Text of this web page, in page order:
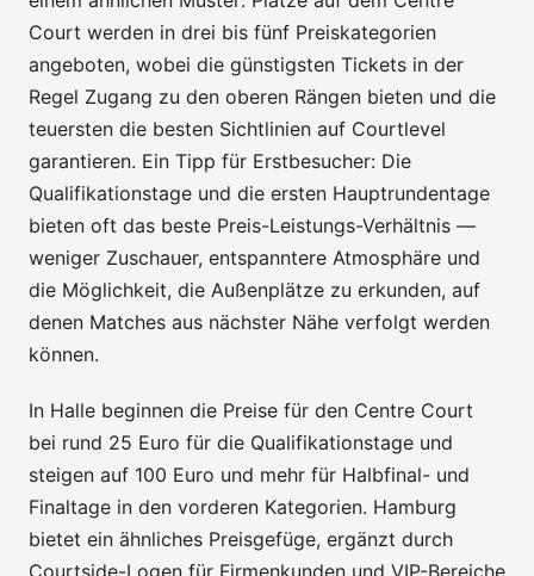
Court werden in drei bis fünf Preiskategorien
angeboten, wobei die günstigsten Tickets in der
Regel Zugang zu den oberen Rängen bieten und die
teuersten die besten Sichtlinien auf Courtlevel
garantieren. Ein Tipp für Erstbesucher: Die
Qualifikationstage und die ersten Hauptrundentage
bieten oft das beste Preis-Leistungs-Verhältnis —
weniger Zuschauer, entspanntere Atmosphäre und
die Möglichkeit, die Außenplätze zu erkunden, auf
denen Matches aus nächster Nähe verfolgt werden
können.
In Halle beginnen die Preise für den Centre Court
bei rund 25 Euro für die Qualifikationstage und
steigen auf 100 Euro und mehr für Halbfinal- und
Finaltage in den vorderen Kategorien. Hamburg
bietet ein ähnliches Preisgefüge, ergänzt durch
Courtside-Logen für Firmenkunden und VIP-Bereiche